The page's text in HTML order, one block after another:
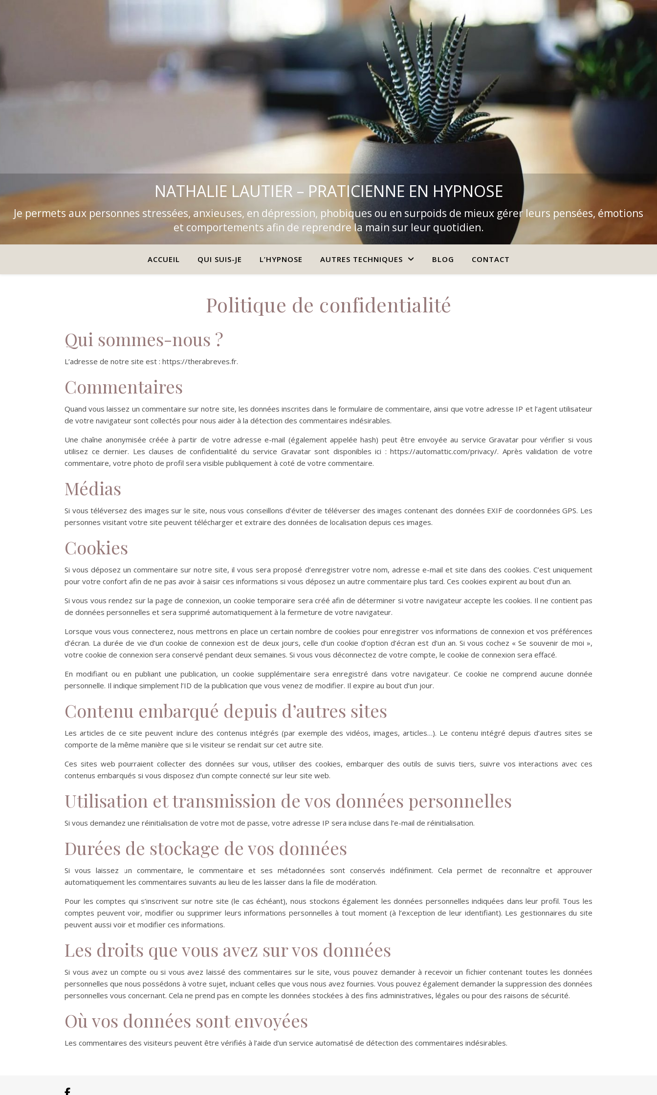
NATHALIE LAUTIER – PRATICIENNE EN HYPNOSE
Je permets aux personnes stressées, anxieuses, en dépression, phobiques ou en surpoids de mieux gérer leurs pensées, émotions
et comportements afin de reprendre la main sur leur quotidien.
ACCUEIL QUI SUIS-JE L’HYPNOSE AUTRES TECHNIQUES BLOG CONTACT
Politique de confidentialité
Qui sommes-nous ?
L’adresse de notre site est : https://therabreves.fr.
Commentaires
Quand vous laissez un commentaire sur notre site, les données inscrites dans le formulaire de commentaire, ainsi que votre adresse IP et l’agent utilisateur
de votre navigateur sont collectés pour nous aider à la détection des commentaires indésirables.
Une chaîne anonymisée créée à partir de votre adresse e-mail (également appelée hash) peut être envoyée au service Gravatar pour vérifier si vous
utilisez ce dernier. Les clauses de confidentialité du service Gravatar sont disponibles ici : https://automattic.com/privacy/. Après validation de votre
commentaire, votre photo de profil sera visible publiquement à coté de votre commentaire.
Médias
Si vous téléversez des images sur le site, nous vous conseillons d’éviter de téléverser des images contenant des données EXIF de coordonnées GPS. Les
personnes visitant votre site peuvent télécharger et extraire des données de localisation depuis ces images.
Cookies
Si vous déposez un commentaire sur notre site, il vous sera proposé d’enregistrer votre nom, adresse e-mail et site dans des cookies. C’est uniquement
pour votre confort afin de ne pas avoir à saisir ces informations si vous déposez un autre commentaire plus tard. Ces cookies expirent au bout d’un an.
Si vous vous rendez sur la page de connexion, un cookie temporaire sera créé afin de déterminer si votre navigateur accepte les cookies. Il ne contient pas
de données personnelles et sera supprimé automatiquement à la fermeture de votre navigateur.
Lorsque vous vous connecterez, nous mettrons en place un certain nombre de cookies pour enregistrer vos informations de connexion et vos préférences
d’écran. La durée de vie d’un cookie de connexion est de deux jours, celle d’un cookie d’option d’écran est d’un an. Si vous cochez « Se souvenir de moi »,
votre cookie de connexion sera conservé pendant deux semaines. Si vous vous déconnectez de votre compte, le cookie de connexion sera effacé.
En modifiant ou en publiant une publication, un cookie supplémentaire sera enregistré dans votre navigateur. Ce cookie ne comprend aucune donnée
personnelle. Il indique simplement l’ID de la publication que vous venez de modifier. Il expire au bout d’un jour.
Contenu embarqué depuis d’autres sites
Les articles de ce site peuvent inclure des contenus intégrés (par exemple des vidéos, images, articles…). Le contenu intégré depuis d’autres sites se
comporte de la même manière que si le visiteur se rendait sur cet autre site.
Ces sites web pourraient collecter des données sur vous, utiliser des cookies, embarquer des outils de suivis tiers, suivre vos interactions avec ces
contenus embarqués si vous disposez d’un compte connecté sur leur site web.
Utilisation et transmission de vos données personnelles
Si vous demandez une réinitialisation de votre mot de passe, votre adresse IP sera incluse dans l’e-mail de réinitialisation.
Durées de stockage de vos données
Si vous laissez un commentaire, le commentaire et ses métadonnées sont conservés indéfiniment. Cela permet de reconnaître et approuver
automatiquement les commentaires suivants au lieu de les laisser dans la file de modération.
Pour les comptes qui s’inscrivent sur notre site (le cas échéant), nous stockons également les données personnelles indiquées dans leur profil. Tous les
comptes peuvent voir, modifier ou supprimer leurs informations personnelles à tout moment (à l’exception de leur identifiant). Les gestionnaires du site
peuvent aussi voir et modifier ces informations.
Les droits que vous avez sur vos données
Si vous avez un compte ou si vous avez laissé des commentaires sur le site, vous pouvez demander à recevoir un fichier contenant toutes les données
personnelles que nous possédons à votre sujet, incluant celles que vous nous avez fournies. Vous pouvez également demander la suppression des données
personnelles vous concernant. Cela ne prend pas en compte les données stockées à des fins administratives, légales ou pour des raisons de sécurité.
Où vos données sont envoyées
Les commentaires des visiteurs peuvent être vérifiés à l’aide d’un service automatisé de détection des commentaires indésirables.